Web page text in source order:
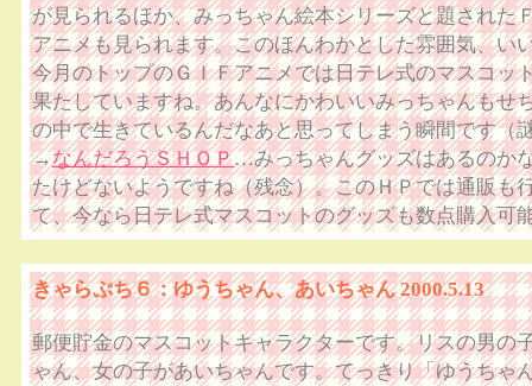
が見られるほか、みっちゃん絵本シリーズと題された
アニメも見られます。このほんわかとした雰囲気、い
今月のトップのＧＩＦアニメでは日テレ式のマスコッ
果たしていますね。あんなにかわいいみっちゃんもせ
の中で生きているんだなあと思ってしまう瞬間です（
→なんだろうＳＨＯＰ…みっちゃんグッズはあるのか
たけどないようですね（残念）。このＨＰでは通販も
て、今なら日テレ式マスコットのグッズも数点購入可
きゃらぷち６：ゆうちゃん、あいちゃん 2000.5.13
郵便貯金のマスコットキャラクターです。リスの男の
ゃん、女の子があいちゃんです。てっきり「ゆうちゃ